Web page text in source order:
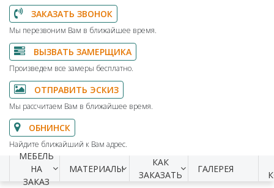
ЗАКАЗАТЬ ЗВОНОК
Мы перезвоним Вам в ближайшее время.
ВЫЗВАТЬ ЗАМЕРЩИКА
Произведем все замеры бесплатно.
ОТПРАВИТЬ ЭСКИЗ
Мы рассчитаем Вам в ближайшее время.
ОБНИНСК
Найдите ближайший к Вам адрес.
МЕБЕЛЬ
НА
ЗАКАЗ
МАТЕРИАЛЫ
КАК
ЗАКАЗАТЬ
ГАЛЕРЕЯ